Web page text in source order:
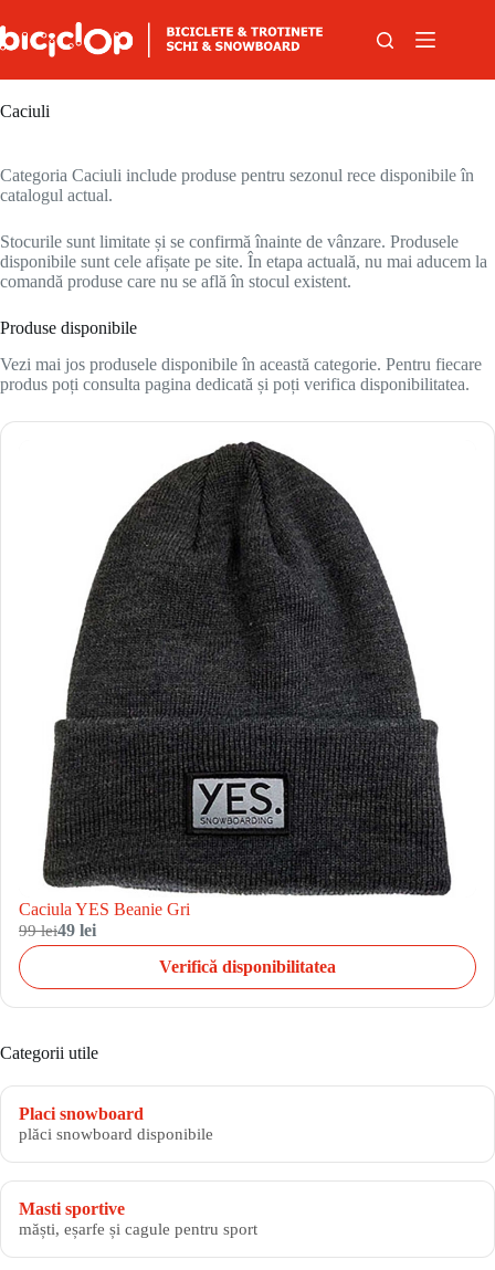
Caciuli
Categoria Caciuli include produse pentru sezonul rece disponibile în
catalogul actual.
Stocurile sunt limitate și se confirmă înainte de vânzare. Produsele
disponibile sunt cele afișate pe site. În etapa actuală, nu mai aducem la
comandă produse care nu se află în stocul existent.
Produse disponibile
Vezi mai jos produsele disponibile în această categorie. Pentru fiecare
produs poți consulta pagina dedicată și poți verifica disponibilitatea.
Caciula YES Beanie Gri
99 lei49 lei
Verifică disponibilitatea
Categorii utile
Placi snowboard
plăci snowboard disponibile
Masti sportive
măști, eșarfe și cagule pentru sport